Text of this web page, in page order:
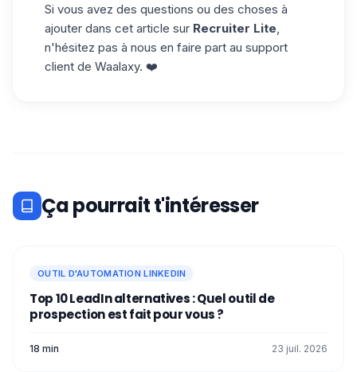
Si vous avez des questions ou des choses à
ajouter dans cet article sur Recruiter Lite
n'hésitez pas à nous en faire part au support
client de Waalaxy. ❤️
Ça pourrait t'intéresser
OUTIL D'AUTOMATION LINKEDIN
Top 10 LeadIn alternatives : Quel outil de
prospection est fait pour vous ?
18 min 23 juil. 2026